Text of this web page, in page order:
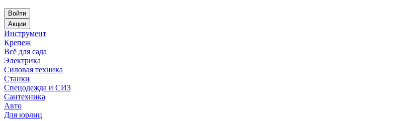
Войти
Акции
Инструмент
Крепеж
Всё для сада
Электрика
Силовая техника
Станки
Спецодежда и СИЗ
Сантехника
Авто
Для юрлиц